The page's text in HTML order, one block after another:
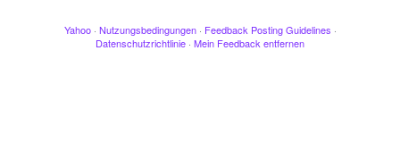
Yahoo · Nutzungsbedingungen · Feedback Posting Guidelines ·
Datenschutzrichtlinie · Mein Feedback entfernen